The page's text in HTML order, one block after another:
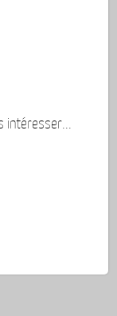
intéresser...